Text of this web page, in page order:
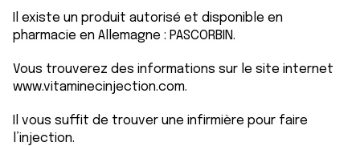
Il existe un produit autorisé et disponible en
pharmacie en Allemagne : PASCORBIN.
Vous trouverez des informations sur le site internet
www.vitaminecinjection.com.
Il vous suffit de trouver une infirmière pour faire
l’injection.